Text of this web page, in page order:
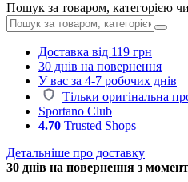
Пошук за товаром, категорією
Доставка від 119 грн
30 днів на повернення
У вас за 4-7 робочих днів
Тільки оригінальна
Sportano Club
4.70 Trusted Shops
Детальніше про доставку
30 днів на повернення з